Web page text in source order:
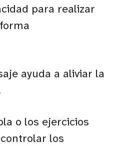
para realizar
ayuda a aliviar la
o los ejercicios
los